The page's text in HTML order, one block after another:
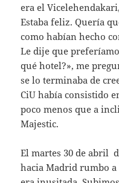
era el
Estaba feliz. Quería
como habían hecho
Le dije que
qué hotel?», me
se lo terminaba de
CiU había consistido
poco menos que a
Majestic.
El martes 30 de abril
hacia Madrid rumbo a